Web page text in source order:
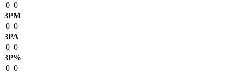
0 0
3PM
0 0
3PA
0 0
3P%
0 0